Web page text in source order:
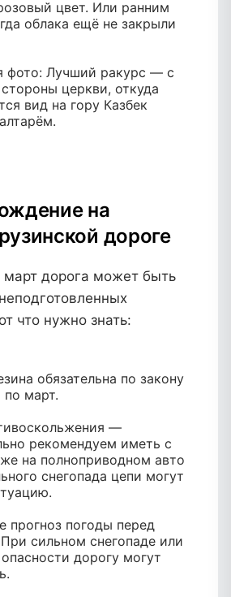
цвет. Или ранним
облака ещё не закрыли
фото: Лучший ракурс — с
церкви, откуда
вид на гору Казбек
на
дороге
март дорога может быть
что нужно знать:
обязательна по закону
по март.
—
рекомендуем иметь с
на полноприводном авто
снегопада цепи могут
прогноз погоды перед
сильном снегопаде или
дорогу могут